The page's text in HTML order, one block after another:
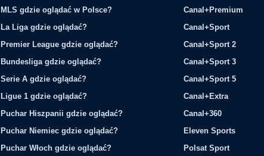
MLS gdzie oglądać w Polsce?
La Liga gdzie oglądać?
Premier League gdzie oglądać?
Bundesliga gdzie oglądać?
Serie A gdzie oglądać?
Ligue 1 gdzie oglądać?
Puchar Hiszpanii gdzie oglądać?
Puchar Niemiec gdzie oglądać?
Puchar Włoch gdzie oglądać?
Canal+Premium
Canal+Sport
Canal+Sport 2
Canal+Sport 3
Canal+Sport 5
Canal+Extra
Canal+360
Eleven Sports
Polsat Sport